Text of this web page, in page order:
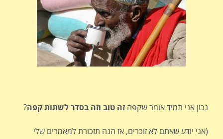
נכון אני תמיד אומר שקפהזה טוב וזה בסדר לשתות קפה?
(אני יודע שאתם לא זוכרים, אז הנה תזכורת למאמרים שלי